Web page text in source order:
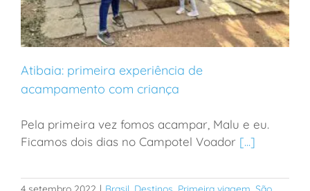
Atibaia: primeira experiência de acampamento com
criança
Atibaia: primeira experiência de
acampamento com criança
Pela primeira vez fomos acampar, Malu e eu.
Ficamos dois dias no Campotel Voador [...]